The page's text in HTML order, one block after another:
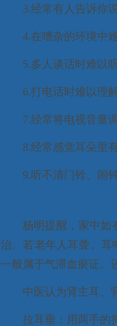
3.经常有人告诉你
4.在嘈杂的环境中
5.多人谈话时难以
6.打电话时难以理
7.经常将电视音量
8.经常感觉耳朵里
9.听不清门铃、闹
杨明提醒，家中如
治。若老年人耳聋、耳
一般属于气滞血瘀证。
中医认为肾主耳、
拉耳垂：用两手的